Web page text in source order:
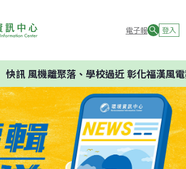
電子報 登入
快訊風機離聚落、學校過近 彰化福漢風電